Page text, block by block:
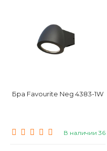
Бра Favourite Neg 4383-1W
В наличии 36